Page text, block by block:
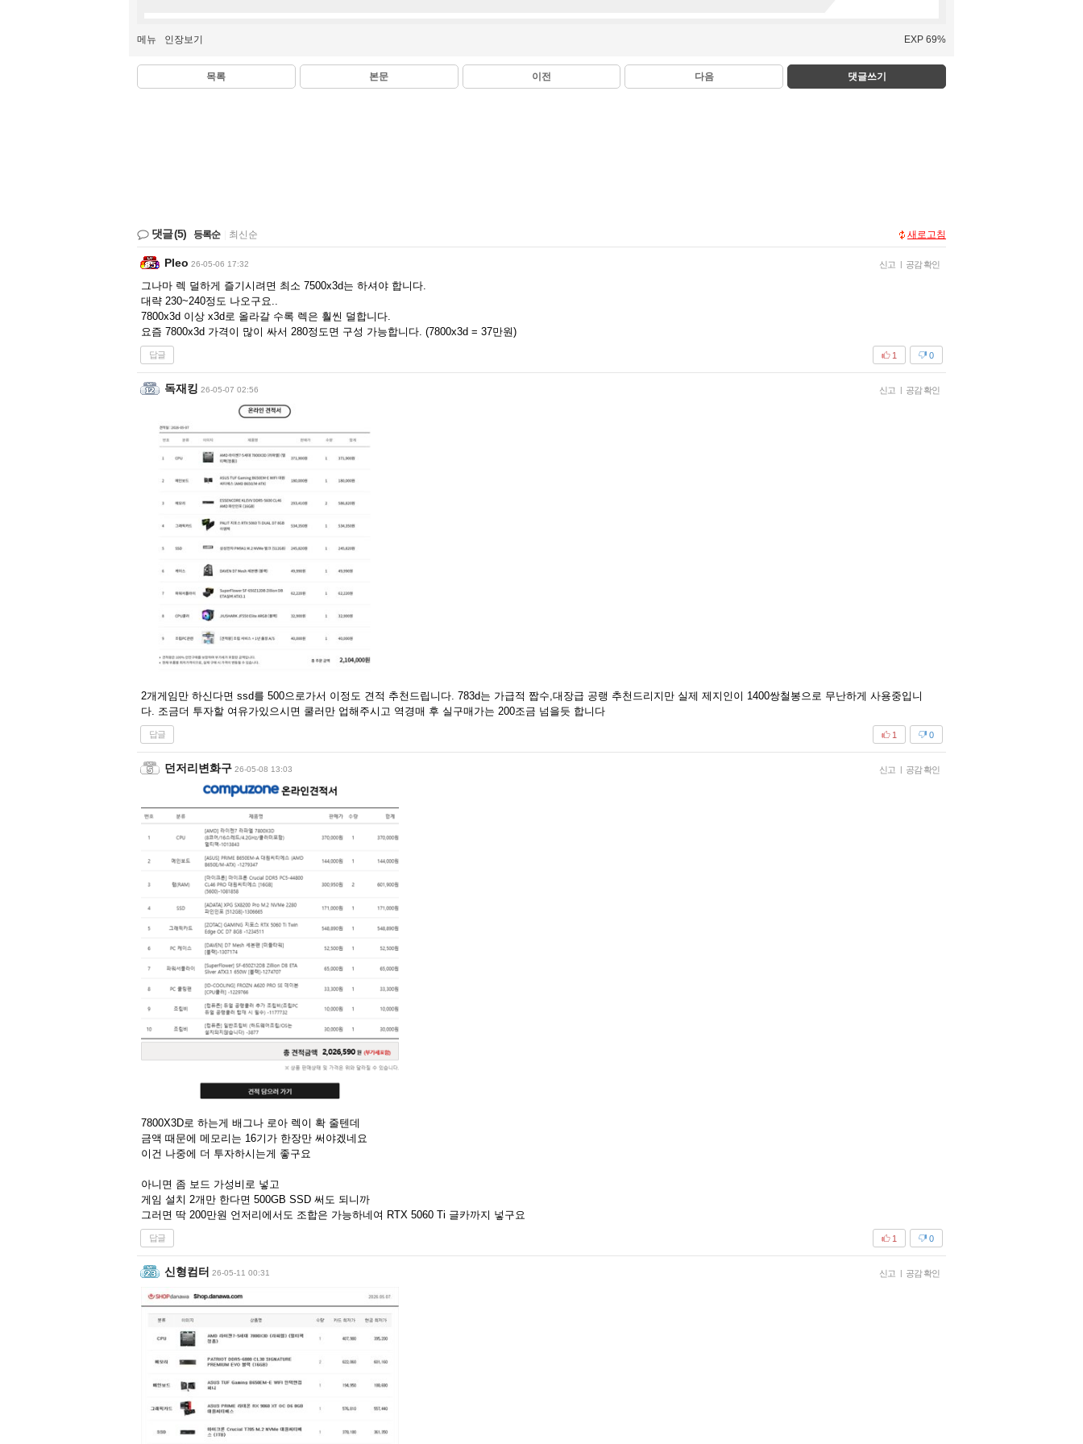
메뉴 인장보기 EXP 69%
목록 본문 이전 다음 댓글쓰기
댓글(5) 등록순 최신순 새로고침
Pleo 26-05-06 17:32 신고 | 공감 확인
그나마 렉 덜하게 즐기시려면 최소 7500x3d는 하셔야 합니다.
대략 230~240정도 나오구요..
7800x3d 이상 x3d로 올라갈 수록 렉은 훨씬 덜합니다.
요즘 7800x3d 가격이 많이 싸서 280정도면 구성 가능합니다. (7800x3d = 37만원)
답글 0
1
독재킹 26-05-07 02:56 신고 | 공감 확인
2개게임만 하신다면 ssd를 500으로가서 이정도 견적 추천드립니다. 783d는 가급적 짭수,대장급 공랭 추천드리지만 실제 제지인이 1400쌍철봉으로 무난하게 사용중입니
다. 조금더 투자할 여유가있으시면 쿨러만 업해주시고 역경매 후 실구매가는 200조금 넘을듯 합니다
답글 0
1
던저리변화구 26-05-08 13:03 신고 | 공감 확인
7800X3D로 하는게 배그나 로아 렉이 확 줄텐데
금액 때문에 메모리는 16기가 한장만 써야겠네요
이건 나중에 더 투자하시는게 좋구요
아니면 좀 보드 가성비로 넣고
게임 설치 2개만 한다면 500GB SSD 써도 되니까
그러면 딱 200만원 언저리에서도 조합은 가능하네여 RTX 5060 Ti 글카까지 넣구요
답글 0
1
신형컴터 26-05-11 00:31 신고 | 공감 확인